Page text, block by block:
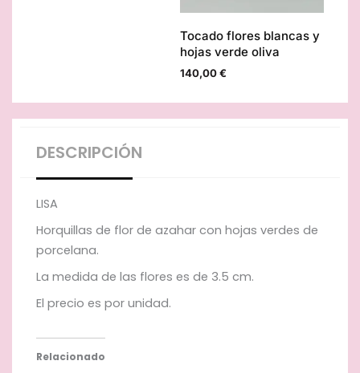
Tocado flores blancas y
hojas verde oliva
140,00€
DESCRIPCIÓN
LISA
Horquillas de flor de azahar con hojas verdes de
porcelana.
La medida de las flores es de 3.5 cm.
El precio es por unidad.
Relacionado